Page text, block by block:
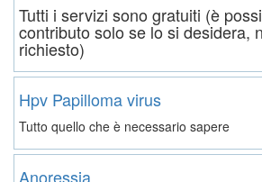
Tutti i servizi sono gratuiti (è
contributo solo se lo si desidera,
richiesto)
Hpv Papilloma virus
Tutto quello che è necessario sapere
Anoressia